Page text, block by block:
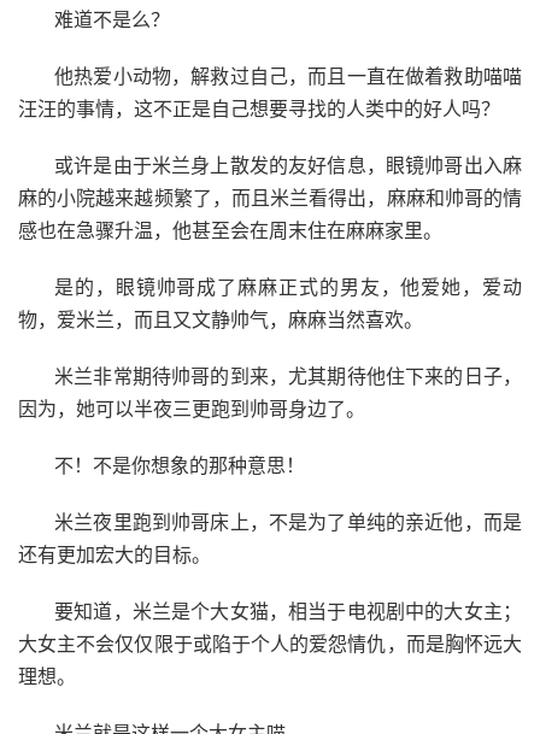
难道不是么？
他热爱小动物，解救过自己，而且一直在做着救助喵喵
汪汪的事情，这不正是自己想要寻找的人类中的好人吗？
或许是由于米兰身上散发的友好信息，眼镜帅哥出入麻
麻的小院越来越频繁了，而且米兰看得出，麻麻和帅哥的情
感也在急骤升温，他甚至会在周末住在麻麻家里。
是的，眼镜帅哥成了麻麻正式的男友，他爱她，爱动
物，爱米兰，而且又文静帅气，麻麻当然喜欢。
米兰非常期待帅哥的到来，尤其期待他住下来的日子，
因为，她可以半夜三更跑到帅哥身边了。
不！不是你想象的那种意思！
米兰夜里跑到帅哥床上，不是为了单纯的亲近他，而是
还有更加宏大的目标。
要知道，米兰是个大女猫，相当于电视剧中的大女主；
大女主不会仅仅限于或陷于个人的爱怨情仇，而是胸怀远大
理想。